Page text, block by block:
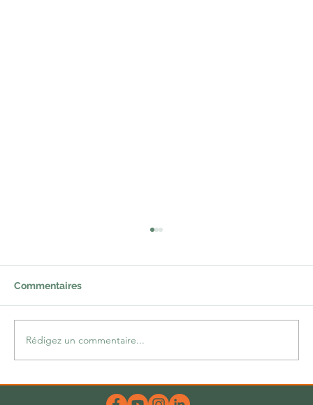
La crise – ou plutôt les crises – qui secoue le
Proche-Orient depuis longtemps est d’une
quelques...
Commentaires
Rédigez un commentaire...